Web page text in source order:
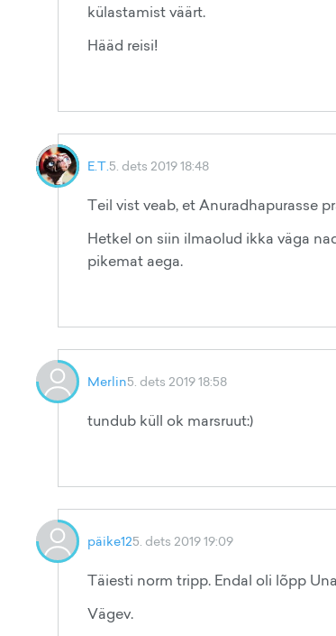
külastamist väärt.
Hääd reisi!
E.T.5. dets 2019 18:48
Teil vist veab, et Anuradhapurasse
Hetkel on siin ilmaolud ikka väga
pikemat aega.
Merlin5. dets 2019 18:58
tundub küll ok marsruut:)
päike125. dets 2019 19:09
Täiesti norm tripp. Endal oli lõpp
Vägev.